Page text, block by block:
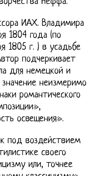
ИАХ. Владимира
1804 года (по
1805 г. ) в усадьбе
подчеркивает
для немецкой и
неизмеримо
романтического
освещения».
под воздействием
своего
или, точнее